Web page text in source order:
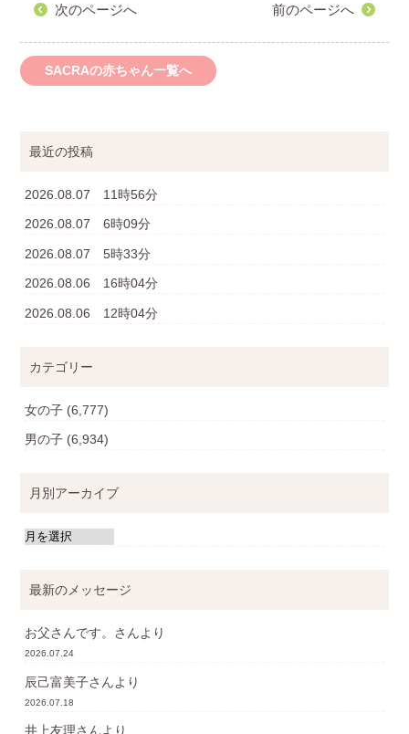
次のページへ 前のページへ
SACRAの赤ちゃん一覧へ
最近の投稿
2026.08.07 11時56分
2026.08.07 6時09分
2026.08.07 5時33分
2026.08.06 16時04分
2026.08.06 12時04分
カテゴリー
女の子 (6,777)
男の子 (6,934)
月別アーカイブ
最新のメッセージ
お父さんです。 さんより
2026.07.24
辰己富美子さんより
2026.07.18
井上友理さんより